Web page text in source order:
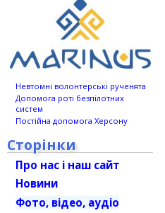
Невтомні волонтерські рученята
Допомога роті безпілотних
систем
Постійна допомога Херсону
Сторінки
Про нас і наш сайт
Новини
Фото, відео, аудіо